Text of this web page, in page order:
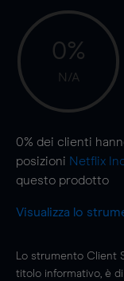
0%
N/A
0% dei clienti
posizioni Netflix
questo prodotto
Visualizza lo
Lo strumento Client
titolo informativo, è